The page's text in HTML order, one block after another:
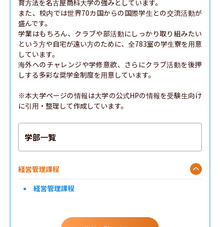
育方法を名古屋商科大学の強みとしています。
また、校内では世界70カ国からの国際学生との交流活動が
盛んです。
学業はもちろん、クラブや部活動にしっかり取り組みたい
という方や自宅が遠い方のために、全783室の学生寮を用意
しています。
海外へのチャレンジや学修意欲、さらにクラブ活動を後押
しする多彩な奨学金制度を用意しています。
※本大学ページの情報は大学の公式HPの情報を受験生向け
に引用・整理して作成しています。
学部一覧
経営管理課程
経営管理課程